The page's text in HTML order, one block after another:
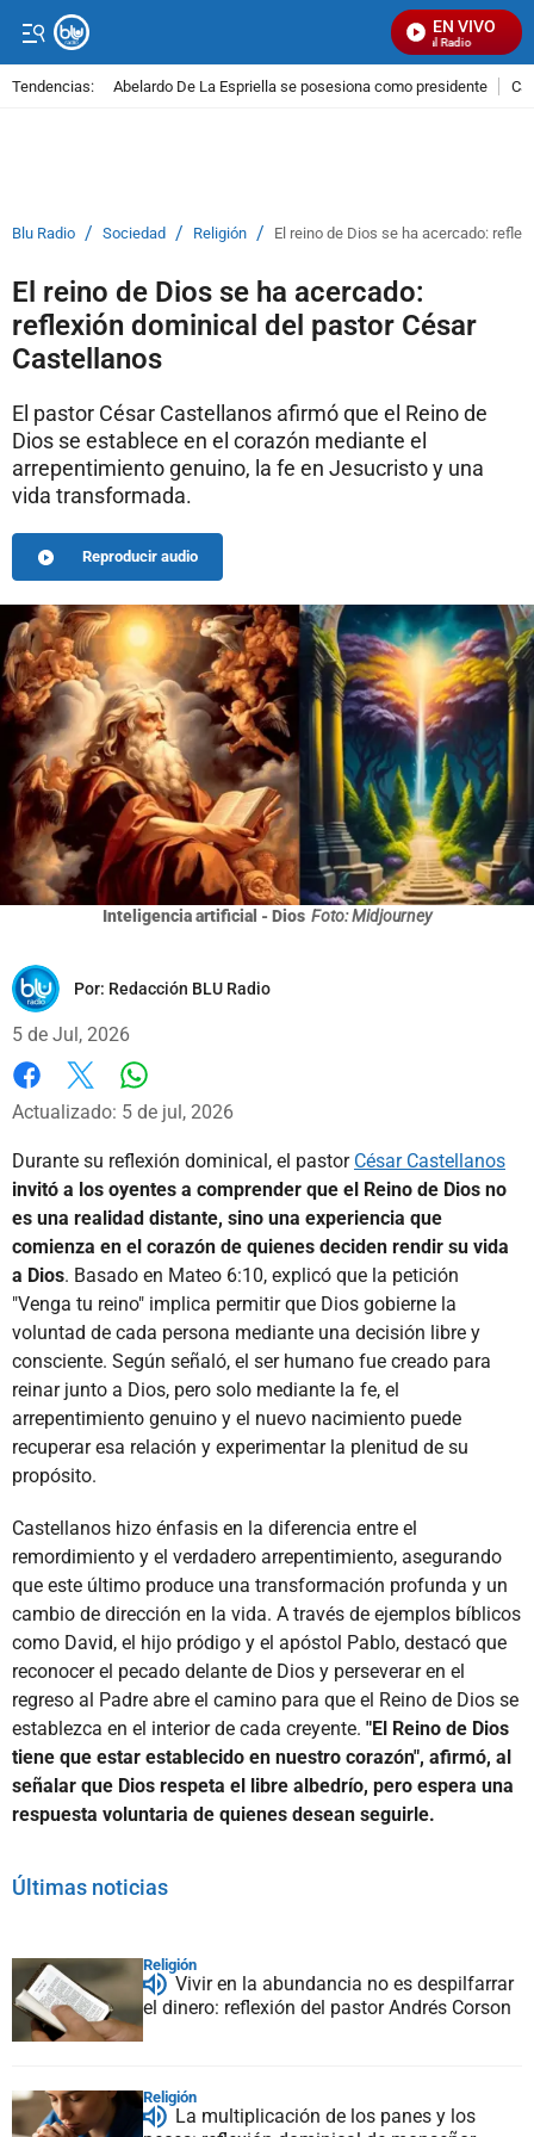
EN VIVO
Señal Visual Radio
Tendencias: Abelardo De La Espriella se posesiona como presidente
Blu Radio / Sociedad / Religión / El reino de Dios se ha acercado:
El reino de Dios se ha acercado:
reflexión dominical del pastor César
Castellanos
El pastor César Castellanos afirmó que el Reino de
Dios se establece en el corazón mediante el
arrepentimiento genuino, la fe en Jesucristo y una
vida transformada.
Reproducir audio
Inteligencia artificial - Dios Foto: Midjourney
Por: Redacción BLU Radio
5 de Jul, 2026
Facebook
X
Actualizado: 5 de jul, 2026
Durante su reflexión dominical, el pastor César Castellanos
invitó a los oyentes a comprender que el Reino de Dios no
es una realidad distante, sino una experiencia que
comienza en el corazón de quienes deciden rendir su vida
a Dios. Basado en Mateo 6:10, explicó que la petición
"Venga tu reino" implica permitir que Dios gobierne la
voluntad de cada persona mediante una decisión libre y
consciente. Según señaló, el ser humano fue creado para
reinar junto a Dios, pero solo mediante la fe, el
arrepentimiento genuino y el nuevo nacimiento puede
recuperar esa relación y experimentar la plenitud de su
propósito.
Castellanos hizo énfasis en la diferencia entre el
remordimiento y el verdadero arrepentimiento, asegurando
que este último produce una transformación profunda y un
cambio de dirección en la vida. A través de ejemplos bíblicos
como David, el hijo pródigo y el apóstol Pablo, destacó que
reconocer el pecado delante de Dios y perseverar en el
regreso al Padre abre el camino para que el Reino de Dios se
establezca en el interior de cada creyente. "El Reino de Dios
tiene que estar establecido en nuestro corazón", afirmó, al
señalar que Dios respeta el libre albedrío, pero espera una
respuesta voluntaria de quienes desean seguirle.
Últimas noticias
Religión
Vivir en la abundancia no es despilfarrar
el dinero: reflexión del pastor Andrés Corson
Religión
La multiplicación de los panes y los